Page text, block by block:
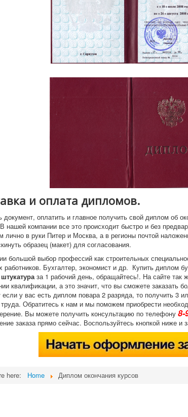
и оплата дипломов.
документ, оплатить и главное получить свой диплом об
нашей компании все это происходит быстро и без
лично в руки Питер и Москва, а в регионы почтой
образец (макет) для согласования.
большой выбор профессий как строительных
работников. Бухгалтер, экономист и др. Купить диплом
за 1 рабочий день, обращайтесь!. На сайте так
квалификации, а это значит, что вы сможете заказать
если у вас есть диплом повара 2 разряда, то получить 3
Обратитесь к нам и мы поможем приобрести
Вы можете получить консультацию по телефону 8-
заказа прямо сейчас. Воспользуйтесь кнопкой ниже и
here: Home Диплом окончания курсов